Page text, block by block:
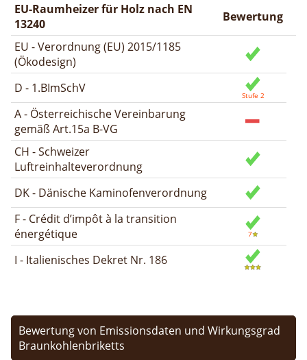
EU-Raumheizer für Holz nach EN
13240
Bewertung
EU - Verordnung (EU) 2015/1185
(Ökodesign)
D - 1.BImSchV
A - Österreichische Vereinbarung
gemäß Art.15a B-VG
CH - Schweizer
Luftreinhalteverordnung
DK - Dänische Kaminofenverordnung
F - Crédit d’impôt à la transition
énergétique
I - Italienisches Dekret Nr. 186
Bewertung von Emissionsdaten und Wirkungsgrad
Braunkohlenbriketts